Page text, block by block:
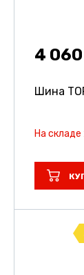
4 060
Шина
На складе